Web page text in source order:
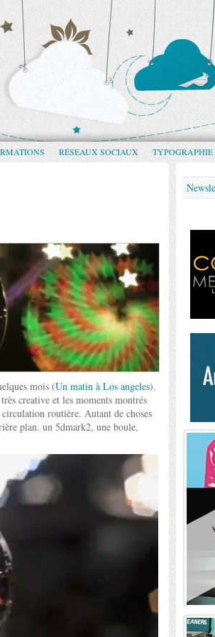
RÉSEAUX SOCIAUX TYPOGRAPHIE
mois (Un matin à Los angeles).
creative et les moments montrés
routière. Autant de choses
plan. un 5dmark2, une boule,